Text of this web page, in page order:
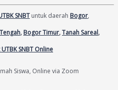
SNBT untuk daerah Bogor,
, Bogor Timur,Tanah Sareal,
SNBT Online
Siswa, Online via Zoom